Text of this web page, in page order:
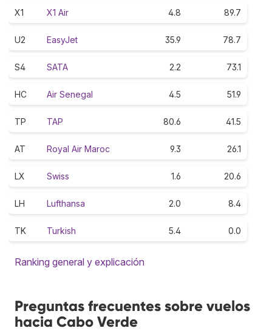
X1 X1 Air 4.8 89.7
U2 EasyJet 35.9 78.7
S4 SATA 2.2 73.1
HC Air Senegal 4.5 51.9
TP TAP 80.6 41.5
AT Royal Air Maroc 9.3 26.1
LX Swiss 1.6 20.6
LH Lufthansa 2.0 8.4
TK Turkish 5.4 0.0
Ranking general y explicación
Preguntas frecuentes sobre vuelos
hacia Cabo Verde